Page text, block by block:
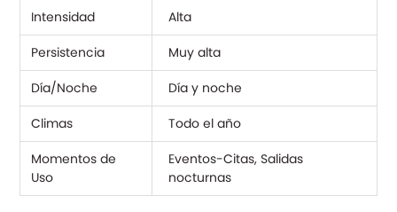
Intensidad
Alta
Persistencia
Muy alta
Día/Noche
Día y noche
Climas
Todo el año
Momentos de
Uso
Eventos-Citas, Salidas
nocturnas